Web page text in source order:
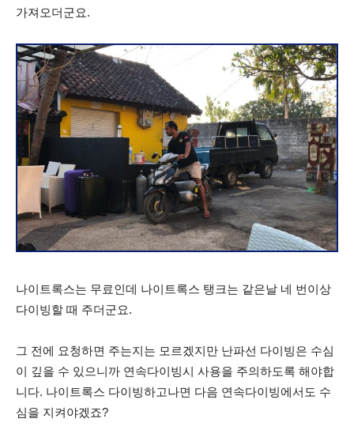
가져오더군요.
나이트록스는 무료인데 나이트록스 탱크는 같은날 네 번이상
다이빙할 때 주더군요.
그 전에 요청하면 주는지는 모르겠지만 난파선 다이빙은 수심
이 깊을 수 있으니까 연속다이빙시 사용을 주의하도록 해야합
니다. 나이트록스 다이빙하고나면 다음 연속다이빙에서도 수
심을 지켜야겠죠?